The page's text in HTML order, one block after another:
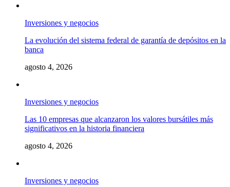
Inversiones y negocios
La evolución del sistema federal de garantía de depósitos en la
banca
agosto 4, 2026
Inversiones y negocios
Las 10 empresas que alcanzaron los valores bursátiles más
significativos en la historia financiera
agosto 4, 2026
Inversiones y negocios